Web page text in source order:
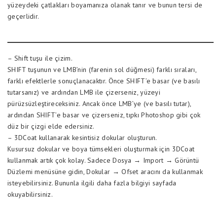
yüzeydeki çatlakları boyamanıza olanak tanır ve bunun tersi de
geçerlidir.
– Shift tuşu ile çizim.
SHIFT tuşunun ve LMB’nin (farenin sol düğmesi) farklı sıraları,
farklı efektlerle sonuçlanacaktır. Önce SHIFT’e basar (ve basılı
tutarsanız) ve ardından LMB ile çizerseniz, yüzeyi
pürüzsüzleştireceksiniz. Ancak önce LMB’ye (ve basılı tutar),
ardından SHIFT’e basar ve çizerseniz, tıpkı Photoshop gibi çok
düz bir çizgi elde edersiniz.
– 3DCoat kullanarak kesintisiz dokular oluşturun.
Kusursuz dokular ve boya tümsekleri oluşturmak için 3DCoat
kullanmak artık çok kolay. Sadece Dosya → Import → Görüntü
Düzlemi menüsüne gidin, Dokular → Ofset aracını da kullanmak
isteyebilirsiniz. Bununla ilgili daha fazla bilgiyi sayfada
okuyabilirsiniz.